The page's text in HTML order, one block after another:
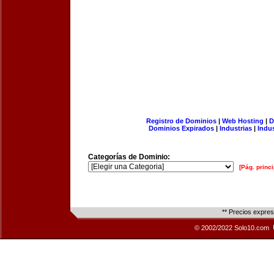
Registro de Dominios| Web Hosting |
Dominios Expirados | Industrias |
Categorías de Dominio:
[Pág.
** Precios
© 2002/2022 Solo10.com